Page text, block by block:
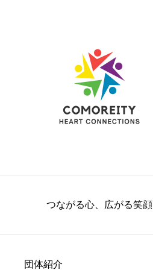
つながる心、広がる笑顔
団体紹介